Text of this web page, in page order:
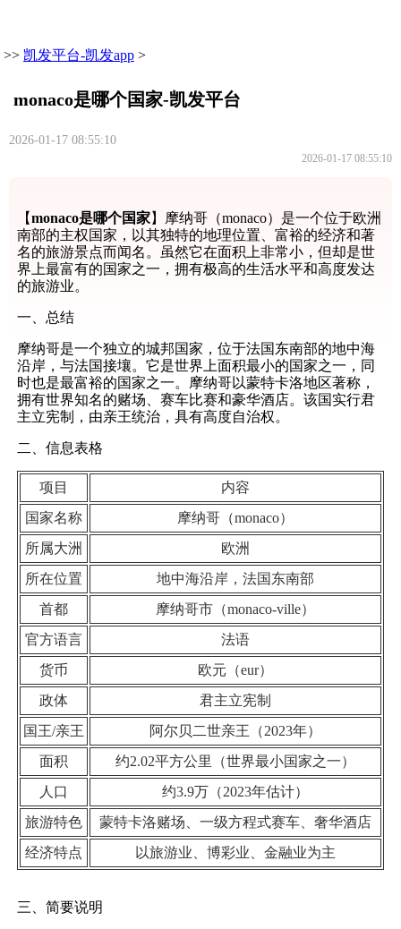
>> 凯发平台-凯发app >
monaco是哪个国家-凯发平台
2026-01-17 08:55:10
2026-01-17 08:55:10
【monaco是哪个国家】摩纳哥（monaco）是一个位于欧洲
南部的主权国家，以其独特的地理位置、富裕的经济和著
名的旅游景点而闻名。虽然它在面积上非常小，但却是世
界上最富有的国家之一，拥有极高的生活水平和高度发达
的旅游业。
一、总结
摩纳哥是一个独立的城邦国家，位于法国东南部的地中海
沿岸，与法国接壤。它是世界上面积最小的国家之一，同
时也是最富裕的国家之一。摩纳哥以蒙特卡洛地区著称，
拥有世界知名的赌场、赛车比赛和豪华酒店。该国实行君
主立宪制，由亲王统治，具有高度自治权。
二、信息表格
项目
内容
国家名称
摩纳哥（monaco）
所属大洲
欧洲
所在位置
地中海沿岸，法国东南部
首都
摩纳哥市（monaco-ville）
官方语言
法语
货币
欧元（eur）
政体
君主立宪制
国王/亲王
阿尔贝二世亲王（2023年）
面积
约2.02平方公里（世界最小国家之一）
人口
约3.9万（2023年估计）
旅游特色
蒙特卡洛赌场、一级方程式赛车、奢华酒店
经济特点
以旅游业、博彩业、金融业为主
三、简要说明